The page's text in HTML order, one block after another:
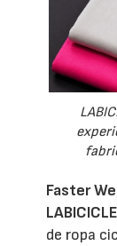
Faster
de ropa